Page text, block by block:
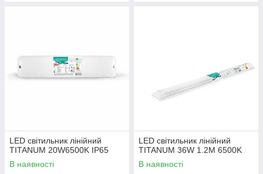
LED свiтильник лiнiйний
TITANUM 20W6500K IP65
В наявності
LED свiтильник лiнiйний
TITANUM 36W 1.2М 6500K
В наявності